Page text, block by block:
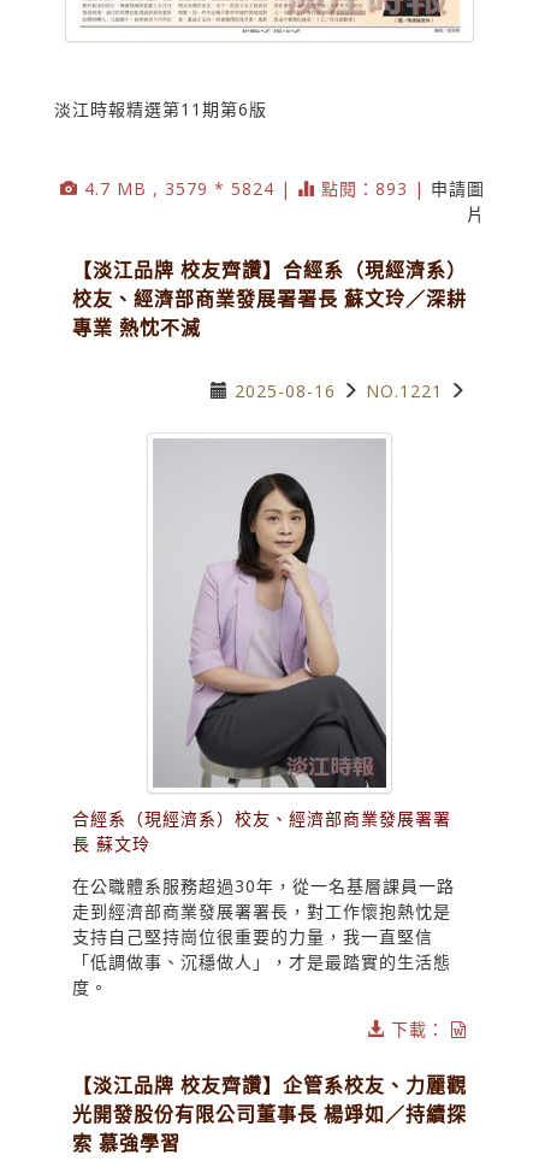
淡江時報精選第11期第6版
4.7 MB , 3579 * 5824 | 點閱：893 | 申請圖
片
【淡江品牌 校友齊讚】合經系（現經濟系）
校友、經濟部商業發展署署長 蘇文玲／深耕
專業 熱忱不滅
2025-08-16 NO.1221
合經系（現經濟系）校友、經濟部商業發展署署
長 蘇文玲
在公職體系服務超過30年，從一名基層課員一路
走到經濟部商業發展署署長，對工作懷抱熱忱是
支持自己堅持崗位很重要的力量，我一直堅信
「低調做事、沉穩做人」，才是最踏實的生活態
度。
下載：
【淡江品牌 校友齊讚】企管系校友、力麗觀
光開發股份有限公司董事長 楊竫如／持續探
索 慕強學習